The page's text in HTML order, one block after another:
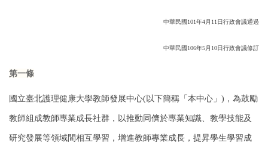
中華民國101年4月11日行政會議通過
中華民國106年5月10日行政會議修訂
第一條
國立臺北護理健康大學教師發展中心(以下簡稱「本中心」)，為鼓勵
教師組成教師專業成長社群，以推動同儕於專業知識、教學技能及
研究發展等領域間相互學習， 增進教師專業成長，提昇學生學習成